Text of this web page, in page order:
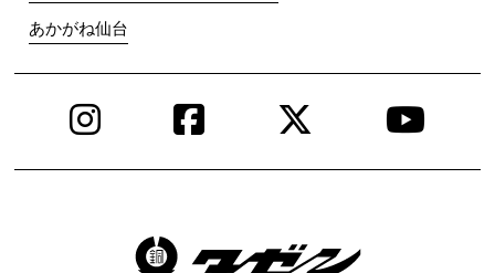
あかがね仙台
InstagramFacebook